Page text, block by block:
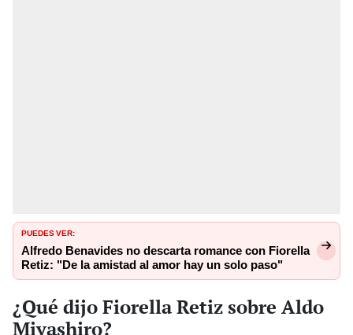
PUEDES VER:
Alfredo Benavides no descarta romance con Fiorella
Retiz: "De la amistad al amor hay un solo paso"
¿Qué dijo Fiorella Retiz sobre Aldo
Miyashiro?